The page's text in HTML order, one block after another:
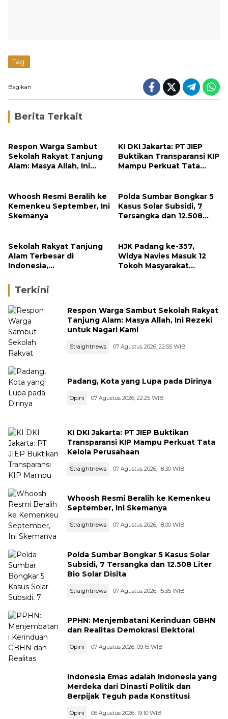
Tag:
Bagikan
Berita Terkait
Respon Warga Sambut
Sekolah Rakyat Tanjung
Alam: Masya Allah, Ini
KI DKI Jakarta: PT JIEP
Buktikan Transparansi KIP
Mampu Perkuat Tata
Whoosh Resmi Beralih ke
Kemenkeu September, Ini
Skemanya
Polda Sumbar Bongkar 5
Kasus Solar Subsidi, 7
Tersangka dan 12.508
Sekolah Rakyat Tanjung
Alam Terbesar di
Indonesia,
September
HJK Padang ke-357,
Widya Navies Masuk 12
Tokoh Masyarakat
Terkini
Respon Warga Sambut Sekolah Rakyat
Tanjung Alam: Masya Allah, Ini Rezeki
untuk Nagari Kami
Straightnews 07 Agustus 2026, 22:55 WIB
Padang, Kota yang Lupa pada Dirinya
Opini 07 Agustus 2026, 22:25 WIB
KI DKI Jakarta: PT JIEP Buktikan
Transparansi KIP Mampu Perkuat Tata
Kelola Perusahaan
Straightnews 07 Agustus 2026, 18:30 WIB
Whoosh Resmi Beralih ke Kemenkeu
September, Ini Skemanya
Straightnews 07 Agustus 2026, 18:00 WIB
Polda Sumbar Bongkar 5 Kasus Solar
Subsidi, 7 Tersangka dan 12.508 Liter
Bio Solar Disita
Straightnews 07 Agustus 2026, 15:35 WIB
PPHN: Menjembatani Kerinduan GBHN
dan Realitas Demokrasi Elektoral
Opini 07 Agustus 2026, 09:15 WIB
Indonesia Emas adalah Indonesia yang
Merdeka dari Dinasti Politik dan
Berpijak Teguh pada Konstitusi
Opini 06 Agustus 2026, 19:10 WIB